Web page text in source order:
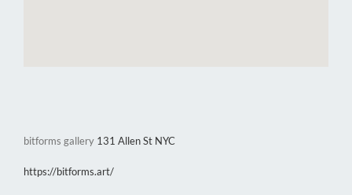
bitforms gallery 131 Allen St NYC
https://bitforms.art/